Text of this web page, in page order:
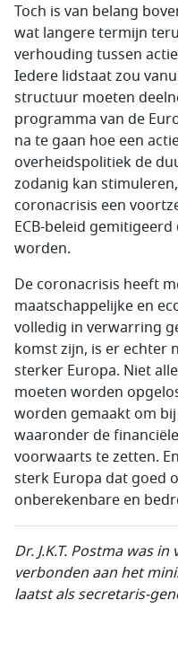
Toch is van belang
wat langere termijn
verhouding tussen
Iedere lidstaat zou
structuur moeten
programma van de
na te gaan hoe een
overheidspolitiek de
zodanig kan
coronacrisis een
ECB-beleid
worden.
De coronacrisis heeft
maatschappelijke en
volledig in verwarring
komst zijn, is er echter
sterker Europa. Niet
moeten worden
worden gemaakt om
waaronder de
voorwaarts te zetten.
sterk Europa dat goed
onberekenbare en
Dr. J.K.T. Postma was in
verbonden aan het
laatst als secretaris-